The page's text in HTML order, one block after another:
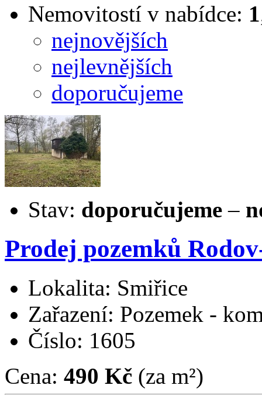
Nemovitostí v nabídce: 1
nejnovějších
nejlevnějších
doporučujeme
Stav: doporučujeme –
Prodej pozemků
Lokalita: Smiřice
Zařazení: Pozemek -
Číslo: 1605
Cena: 490 Kč (za m²)